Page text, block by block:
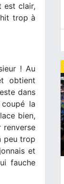
est clair,
trop à
! Au
obtient
dans
la
bien,
renverse
peu trop
et
fauche